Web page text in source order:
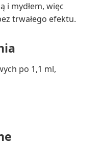
i mydłem, więc
trwałego efektu.
po 1,1 ml,